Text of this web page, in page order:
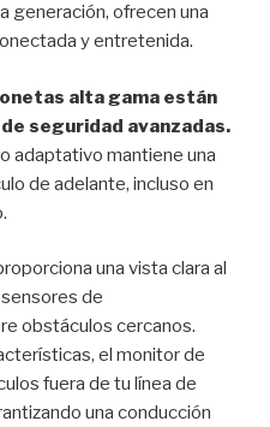
generación, ofrecen una
y entretenida.
alta gama están
seguridad avanzadas.
adaptativo mantiene una
de adelante, incluso en
una vista clara al
de
obstáculos cercanos.
el monitor de
fuera de tu línea de
una conducción